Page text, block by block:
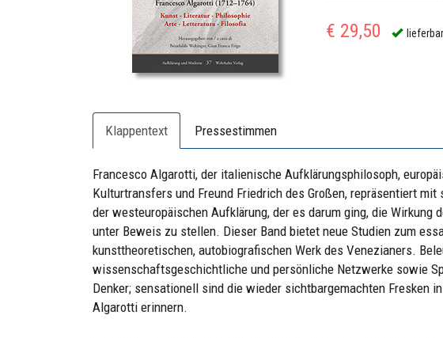
€ 29,50 lieferbar
Klappentext Pressestimmen
Francesco Algarotti, der italienische Aufklärungsphilosoph,
Kulturtransfers und Freund Friedrich des Großen, repräsentiert
der westeuropäischen Aufklärung, der es darum ging, die Wirkung
unter Beweis zu stellen. Dieser Band bietet neue Studien zum
kunsttheoretischen, autobiografischen Werk des Venezianers.
wissenschaftsgeschichtliche und persönliche Netzwerke sowie
Denker; sensationell sind die wieder sichtbargemachten Fresken
Algarotti erinnern.